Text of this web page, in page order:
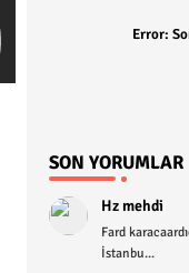
Error:
SON YORUMLAR
Hz mehdi
Fard
İstanbu...